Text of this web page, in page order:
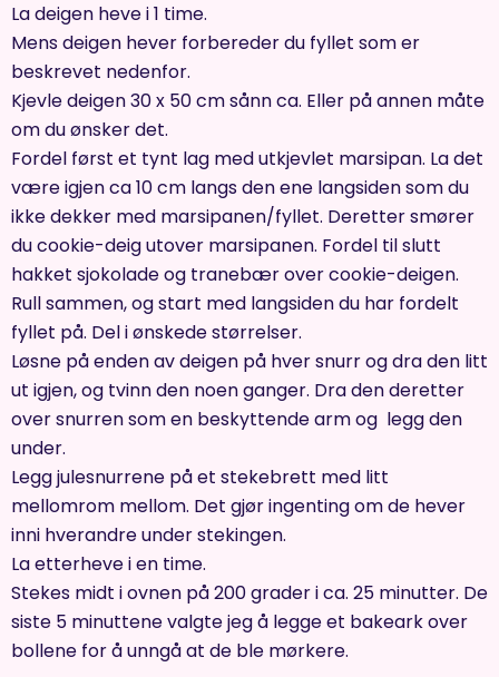
La deigen heve i 1 time.
Mens deigen hever forbereder du fyllet som er
beskrevet nedenfor.
Kjevle deigen 30 x 50 cm sånn ca. Eller på annen måte
om du ønsker det.
Fordel først et tynt lag med utkjevlet marsipan. La det
være igjen ca 10 cm langs den ene langsiden som du
ikke dekker med marsipanen/fyllet. Deretter smører
du cookie-deig utover marsipanen. Fordel til slutt
hakket sjokolade og tranebær over cookie-deigen.
Rull sammen, og start med langsiden du har fordelt
fyllet på. Del i ønskede størrelser.
Løsne på enden av deigen på hver snurr og dra den litt
ut igjen, og tvinn den noen ganger. Dra den deretter
over snurren som en beskyttende arm og legg den
under.
Legg julesnurrene på et stekebrett med litt
mellomrom mellom. Det gjør ingenting om de hever
inni hverandre under stekingen.
La etterheve i en time.
Stekes midt i ovnen på 200 grader i ca. 25 minutter. De
siste 5 minuttene valgte jeg å legge et bakeark over
bollene for å unngå at de ble mørkere.